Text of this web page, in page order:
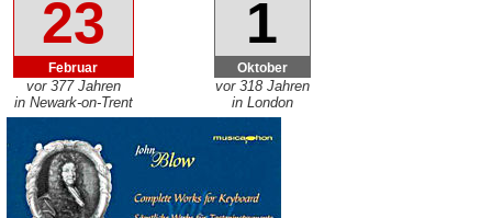
23
Februar
vor 377 Jahren
in Newark-on-Trent
1
Oktober
vor 318 Jahren
in London